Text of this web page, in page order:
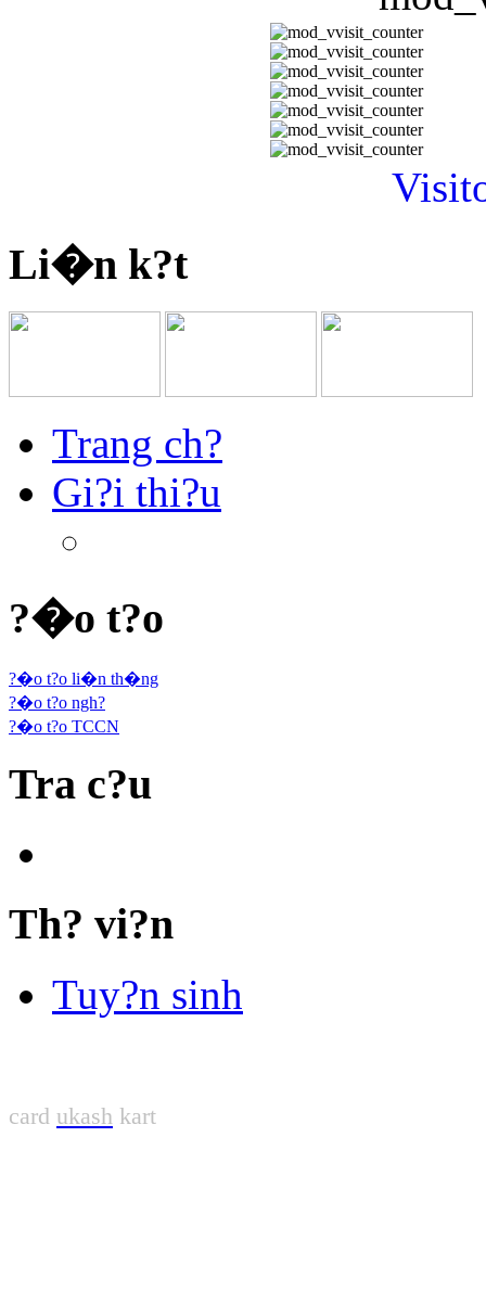
Li�n k?t
Trang ch?
Gi?i thi?u
?�o t?o
?�o t?o li�n th�ng
?�o t?o ngh?
?�o t?o TCCN
Tra c?u
Th? vi?n
Tuy?n sinh
card ukash kart